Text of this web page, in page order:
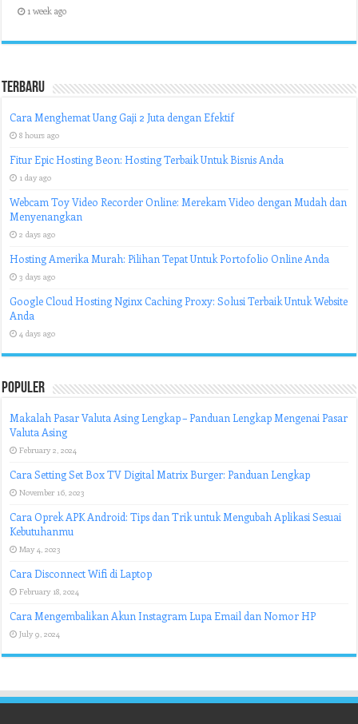
1 week ago
Terbaru
Cara Menghemat Uang Gaji 2 Juta dengan Efektif
8 hours ago
Fitur Epic Hosting Beon: Hosting Terbaik Untuk Bisnis Anda
1 day ago
Webcam Toy Video Recorder Online: Merekam Video dengan Mudah dan
Menyenangkan
2 days ago
Hosting Amerika Murah: Pilihan Tepat Untuk Portofolio Online Anda
3 days ago
Google Cloud Hosting Nginx Caching Proxy: Solusi Terbaik Untuk Website
Anda
4 days ago
Populer
Makalah Pasar Valuta Asing Lengkap – Panduan Lengkap Mengenai Pasar
Valuta Asing
February 2, 2024
Cara Setting Set Box TV Digital Matrix Burger: Panduan Lengkap
November 16, 2023
Cara Oprek APK Android: Tips dan Trik untuk Mengubah Aplikasi Sesuai
Kebutuhanmu
May 4, 2023
Cara Disconnect Wifi di Laptop
February 18, 2024
Cara Mengembalikan Akun Instagram Lupa Email dan Nomor HP
July 9, 2024